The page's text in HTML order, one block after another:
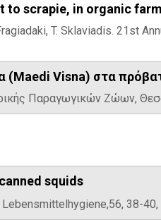
to scrapie, in organic
T. Sklaviadis. 21st
(Maedi Visna) στα
Παραγωγικών Ζώων,
squids
38-40,